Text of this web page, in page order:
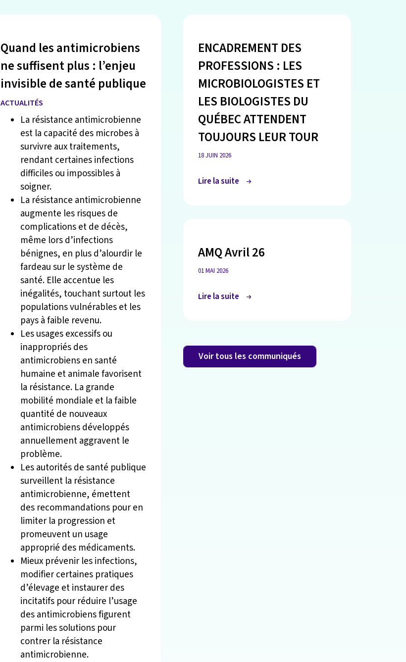
Quand les antimicrobiens
ne suffisent plus : l’enjeu
invisible de santé publique
ACTUALITÉS
La résistance antimicrobienne
est la capacité des microbes à
survivre aux traitements,
rendant certaines infections
difficiles ou impossibles à
soigner.
La résistance antimicrobienne
augmente les risques de
complications et de décès,
même lors d’infections
bénignes, en plus d’alourdir le
fardeau sur le système de
santé. Elle accentue les
inégalités, touchant surtout les
populations vulnérables et les
pays à faible revenu.
Les usages excessifs ou
inappropriés des
antimicrobiens en santé
humaine et animale favorisent
la résistance. La grande
mobilité mondiale et la faible
quantité de nouveaux
antimicrobiens développés
annuellement aggravent le
problème.
Les autorités de santé publique
surveillent la résistance
antimicrobienne, émettent
des recommandations pour en
limiter la progression et
promeuvent un usage
approprié des médicaments.
Mieux prévenir les infections,
modifier certaines pratiques
d’élevage et instaurer des
incitatifs pour réduire l’usage
des antimicrobiens figurent
parmi les solutions pour
contrer la résistance
antimicrobienne.
ENCADREMENT DES
PROFESSIONS : LES
MICROBIOLOGISTES ET
LES BIOLOGISTES DU
QUÉBEC ATTENDENT
TOUJOURS LEUR TOUR
18 JUIN 2026
Lire la suite
AMQ Avril 26
01 MAI 2026
Lire la suite
Voir tous les communiqués